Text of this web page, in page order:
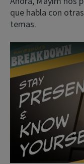
que habla con
temas.